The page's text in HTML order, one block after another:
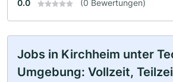
0.0 (0 Bewertungen)
Jobs in Kirchheim unter
Umgebung: Vollzeit,